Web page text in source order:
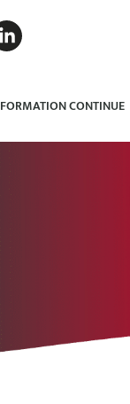
FORMATION CONTINUE